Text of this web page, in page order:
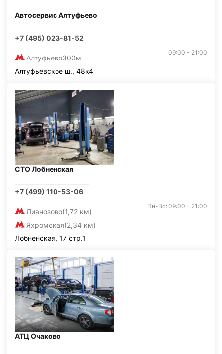
Автосервис Алтуфьево
+7 (495) 023-81-52
Алтуфьево300м
09:00 - 21:00
Алтуфьевское ш., 48к4
СТО Лобненская
+7 (499) 110-53-06
Лианозово(1,72 км)
Яхромская(2,34 км)
Пн-Вс: 09:00 - 21:00
Лобненская, 17 стр.1
АТЦ Очаково